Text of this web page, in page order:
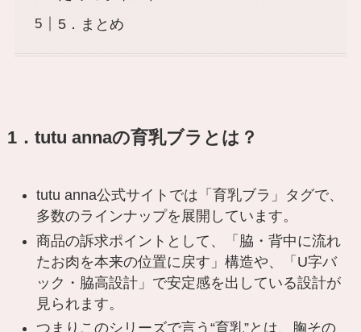
5．まとめ
1．tutu annaの育乳ブラとは？
tutu anna公式サイトでは「育乳ブラ」タグで、
多数のラインナップを展開しています。
商品の訴求ポイントとして、「脇・背中に流れ
たお肉を本来の位置に戻す」構造や、「U字バ
ック・脇高設計」で安定感を出している設計が
見られます。
つまりこのシリーズで言う“育乳”とは、胸その